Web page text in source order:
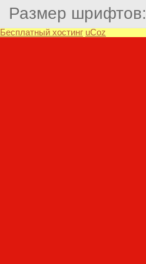
Размер шрифтов:
Бесплатный хостинг uCoz